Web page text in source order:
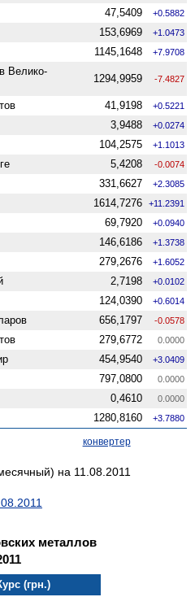
47,5409 +0.5882
153,6969 +1.0473
1145,1648 +7.9708
Велико­
1294,9959 -7.4827
41,9198 +0.5221
3,9488 +0.0274
104,2575 +1.1013
5,4208 -0.0074
331,6627 +2.3085
1614,7276 +11.2391
69,7920 +0.0940
146,6186 +1.3738
279,2676 +1.6052
2,7198 +0.0102
124,0390 +0.6014
656,1797 -0.0578
279,6772 0.0000
454,9540 +3.0409
797,0800 0.0000
0,4610 0.0000
1280,8160 +3.7880
конвертер
на 11.08.2011
металлов
(грн.)